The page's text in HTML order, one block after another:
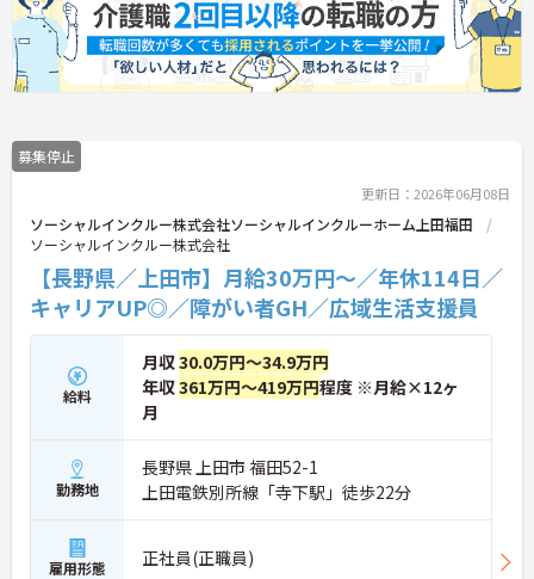
募集停止
更新日：2026年06月08日
ソーシャルインクルー株式会社ソーシャルインクルーホーム上田福田
ソーシャルインクルー株式会社
【長野県／上田市】月給30万円～／年休114日／
キャリアUP◎／障がい者GH／広域生活支援員
給料
月収30.0万円～34.9万円
年収361万円～419万円程度 ※月給×12ヶ
月
勤務地
長野県 上田市 福田52-1
上田電鉄別所線「寺下駅」徒歩22分
雇用形態 正社員(正職員)